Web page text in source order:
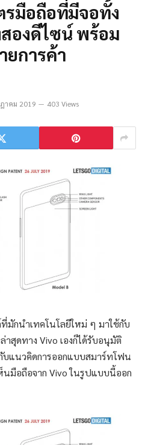
มือถือที่มีจอทั้ง
องดีไซน์ พร้อม
ยการค้า
าคม 2019 403 Views
กนำเทคโนโลยีใหม่ ๆ มาใช้กับ
สุดทาง Vivo เองก็ได้รับอนุมัติ
บแนวคิดการออกแบบสมาร์ทโฟน
นมือถือจาก Vivo ในรูปแบบนี้ออก